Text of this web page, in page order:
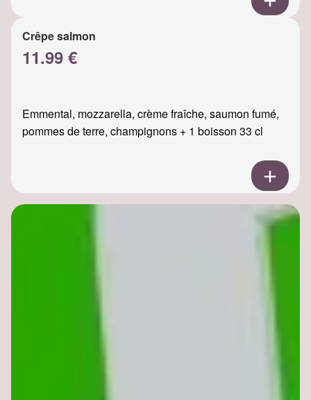
Crêpe salmon
11.99 €
Emmental, mozzarella, crème fraîche, saumon fumé,
pommes de terre, champignons + 1 boisson 33 cl